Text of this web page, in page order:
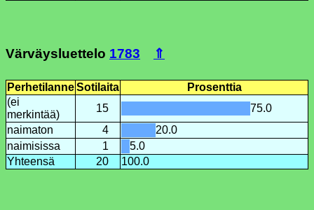
Värväysluettelo 1783 ⇑
PerhetilanneSotilaita
Prosenttia
(ei
merkintää)
15
75.0
naimaton
4
20.0
naimisissa
1
5.0
Yhteensä
20 100.0